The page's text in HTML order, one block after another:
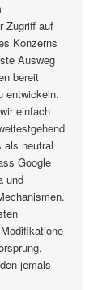
Zugriff auf
Konzerns
Ausweg
bereit
entwickeln.
einfach
als neutral
Google
und
jemals